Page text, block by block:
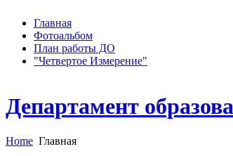
Главная
Фотоальбом
План работы ДО
"Четвертое Измерение"
Департамент
Home Главная